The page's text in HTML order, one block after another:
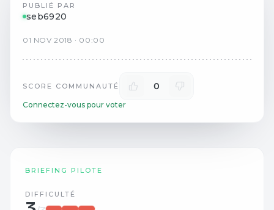
PUBLIÉ PAR
seb6920
01 NOV 2018 · 00:00
SCORE COMMUNAUTÉ 0
Connectez-vous pour voter
BRIEFING PILOTE
DIFFICULTÉ